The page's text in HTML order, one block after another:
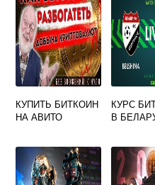
КУПИТЬ БИТКОИН
НА АВИТО
КУРС
В